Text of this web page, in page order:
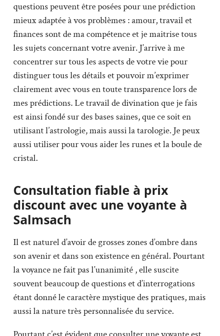
questions peuvent être posées pour une prédiction
mieux adaptée à vos problèmes : amour, travail et
finances sont de ma compétence et je maitrise tous
les sujets concernant votre avenir. J’arrive à me
concentrer sur tous les aspects de votre vie pour
distinguer tous les détails et pouvoir m’exprimer
clairement avec vous en toute transparence lors de
mes prédictions. Le travail de divination que je fais
est ainsi fondé sur des bases saines, que ce soit en
utilisant l’astrologie, mais aussi la tarologie. Je peux
aussi utiliser pour vous aider les runes et la boule de
cristal.
Consultation fiable à prix
discount avec une voyante à
Salmsach
Il est naturel d’avoir de grosses zones d’ombre dans
son avenir et dans son existence en général. Pourtant
la voyance ne fait pas l’unanimité , elle suscite
souvent beaucoup de questions et d’interrogations
étant donné le caractère mystique des pratiques, mais
aussi la nature très personnalisée du service.